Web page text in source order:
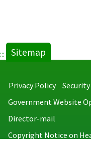
::: Sitemap
Privacy Policy
Government Website
Director-mail
Copyright Notice on